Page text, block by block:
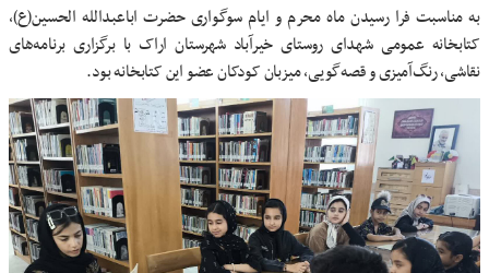
به مناسبت فرا رسیدن ماه محرم و ایام سوگواری حضرت اباعبدالله الحسین(ع)،
کتابخانه عمومی شهدای روستای خیرآباد شهرستان اراک با برگزاری برنامه‌های
نقاشی، رنگ‌آمیزی و قصه‌گویی، میزبان کودکان عضو این کتابخانه بود.